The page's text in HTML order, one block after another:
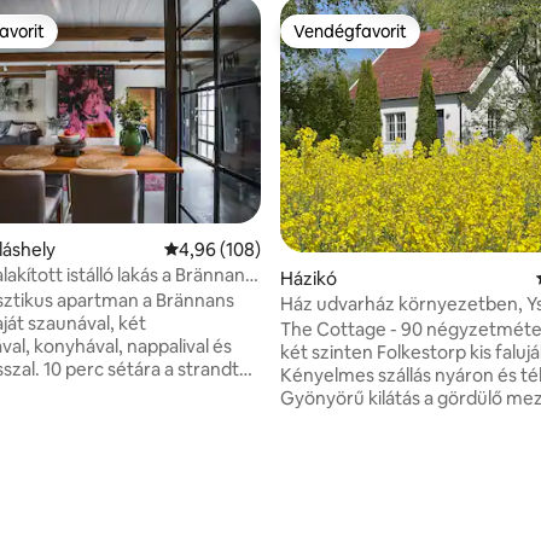
225 vélemény
Átlagos értékelés: 5/4,96, 108 vélemény
4,96 (108)
istálló lakás a Brännans
apartman a Brännans
szaunával, két
konyhával, nappalival és
10 perc sétára a strandtól,
Vendégfavorit
Vendégfavorit
Házikó
Ház udvarház környezetben,
Österlen, Skåne
The Cottage - 90
két szinten Folkestorp kis
Kényelmes szállás nyáron és
Gyönyörű kilátás a gördülő